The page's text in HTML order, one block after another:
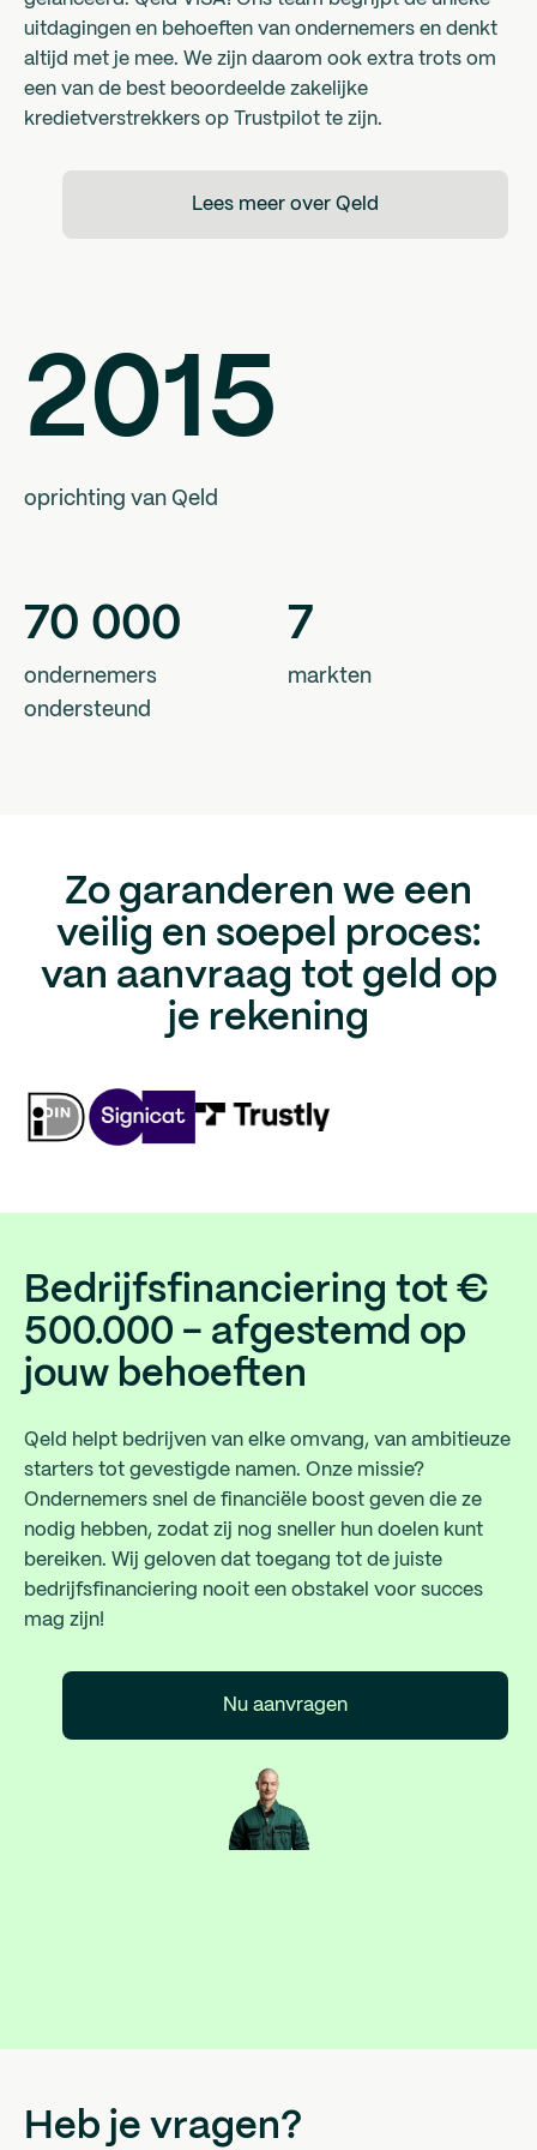
uitdagingen en behoeften van ondernemers en denkt
altijd met je mee. We zijn daarom ook extra trots om
een van de best beoordeelde zakelijke
kredietverstrekkers op Trustpilot te zijn.
Lees meer over Qeld
2015
oprichting van Qeld
70 000
ondernemers
ondersteund
7
markten
Zo garanderen we een
veilig en soepel proces:
van aanvraag tot geld op
je rekening
Bedrijfsfinanciering tot €
500.000 - afgestemd op
jouw behoeften
Qeld helpt bedrijven van elke omvang, van ambitieuze
starters tot gevestigde namen. Onze missie?
Ondernemers snel de financiële boost geven die ze
nodig hebben, zodat zij nog sneller hun doelen kunt
bereiken. Wij geloven dat toegang tot de juiste
bedrijfsfinanciering nooit een obstakel voor succes
mag zijn!
Nu aanvragen
Heb je vragen?